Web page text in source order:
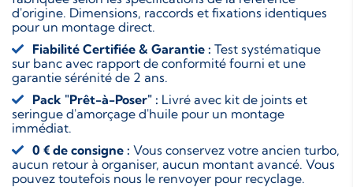
d'origine. Dimensions, raccords et fixations identiques
pour un montage direct.
Fiabilité Certifiée & Garantie : Test systématique
sur banc avec rapport de conformité fourni et une
garantie sérénité de 2 ans.
Pack "Prêt-à-Poser" : Livré avec kit de joints et
seringue d'amorçage d'huile pour un montage
immédiat.
0 € de consigne : Vous conservez votre ancien turbo,
aucun retour à organiser, aucun montant avancé. Vous
pouvez toutefois nous le renvoyer pour recyclage.